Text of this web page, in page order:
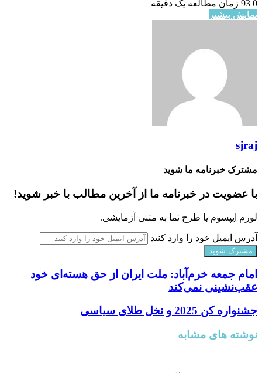
0
زمان مطالعه یک دقیقه
نمایش بیشتر
sjraj
مشترک خبرنامه ما شوید
با عضویت در خبرنامه ما از آخرین مطالب با خبر شوید!
لورم ایپسوم یا طرح‌ نما به متنی آزمایشی.
آدرس ایمیل خود را وارد کنید
امام جمعه خرم‌آباد: ملت ایران از حق هسته‌ای خود
عقب‌نشینی نمی‌کند
جشنواره کن 2025 و نخل طلای سیاسی
نوشته های مشابه